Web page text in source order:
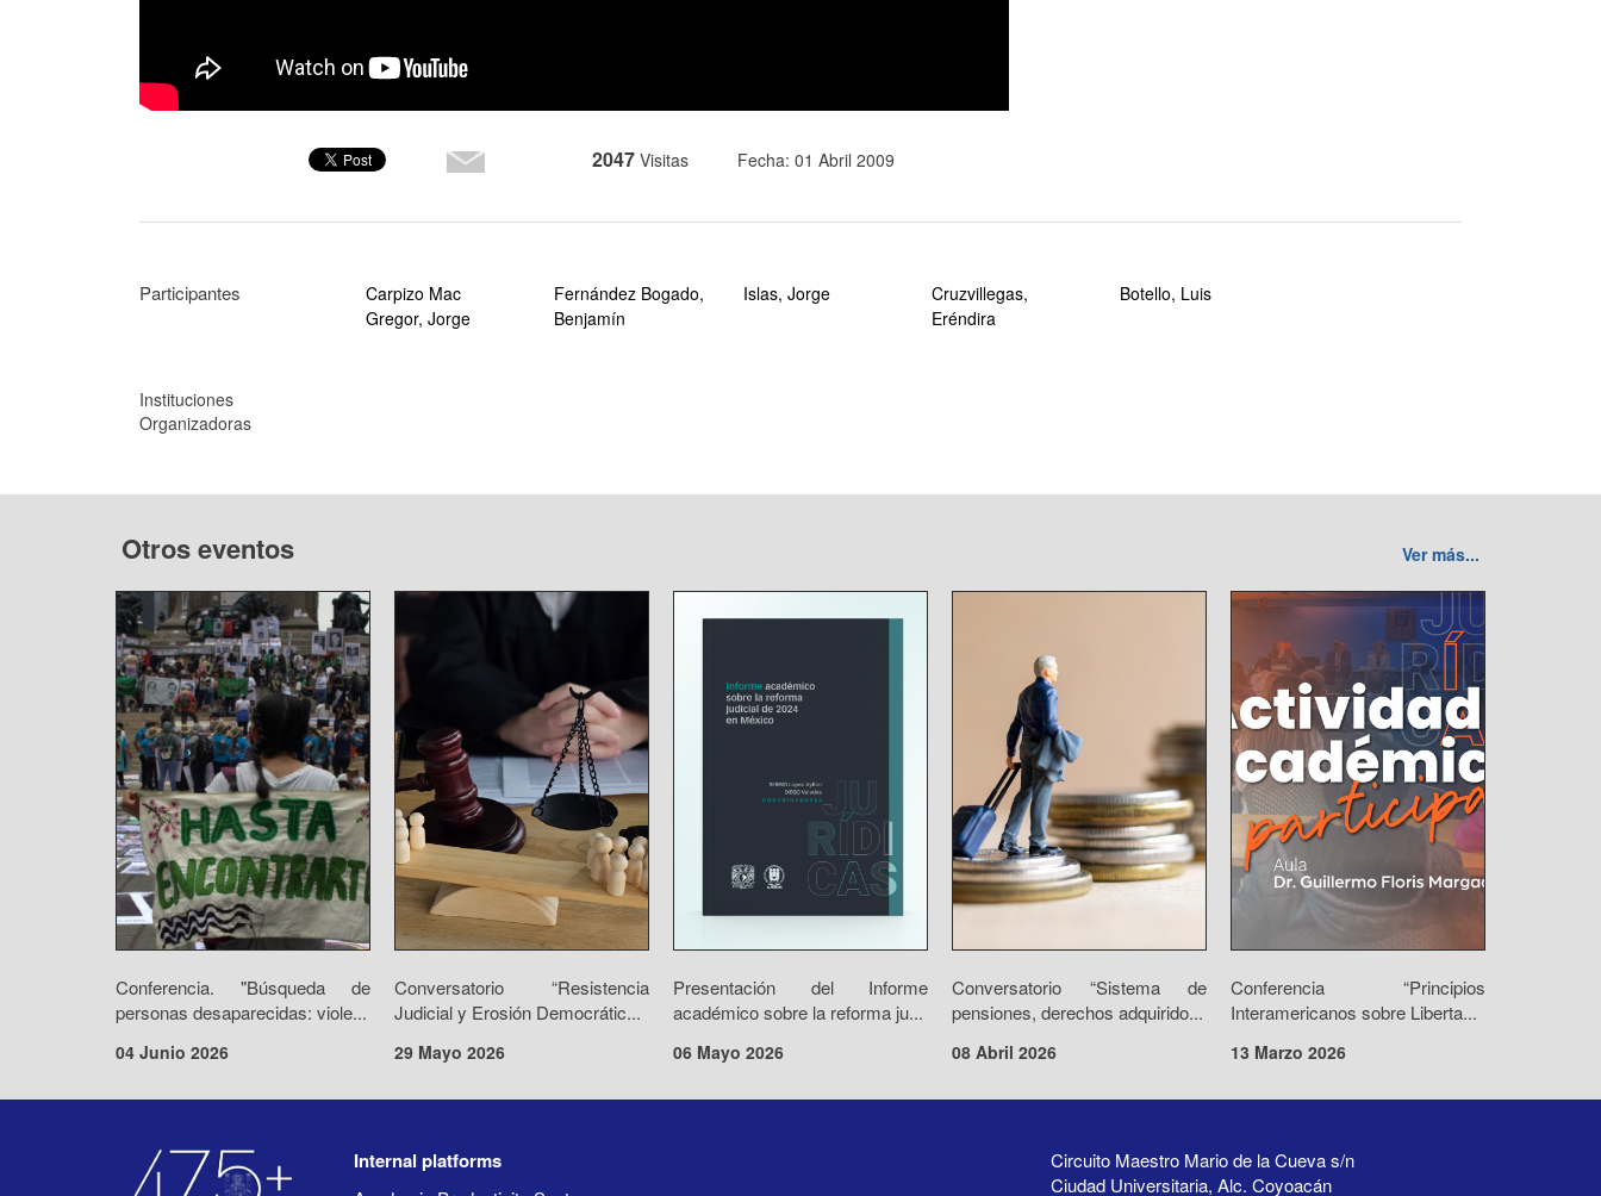
2047 Visitas Fecha: 01 Abril 2009
Participantes
Carpizo Mac
Gregor, Jorge
Fernández Bogado,
Benjamín
Islas, Jorge
Cruzvillegas,
Eréndira
Botello, Luis
Instituciones
Organizadoras
Otros eventos Ver más...
Conferencia. "Búsqueda de
personas desaparecidas: viole...
04 Junio 2026
Conversatorio “Resistencia
Judicial y Erosión Democrátic...
29 Mayo 2026
Presentación del Informe
académico sobre la reforma ju...
06 Mayo 2026
Conversatorio “Sistema de
pensiones, derechos adquirido...
08 Abril 2026
Conferencia “Principios
Interamericanos sobre Liberta...
13 Marzo 2026
Circuito Maestro Mario de la Cueva s/n
Ciudad Universitaria, Alc. Coyoacán
Internal platforms